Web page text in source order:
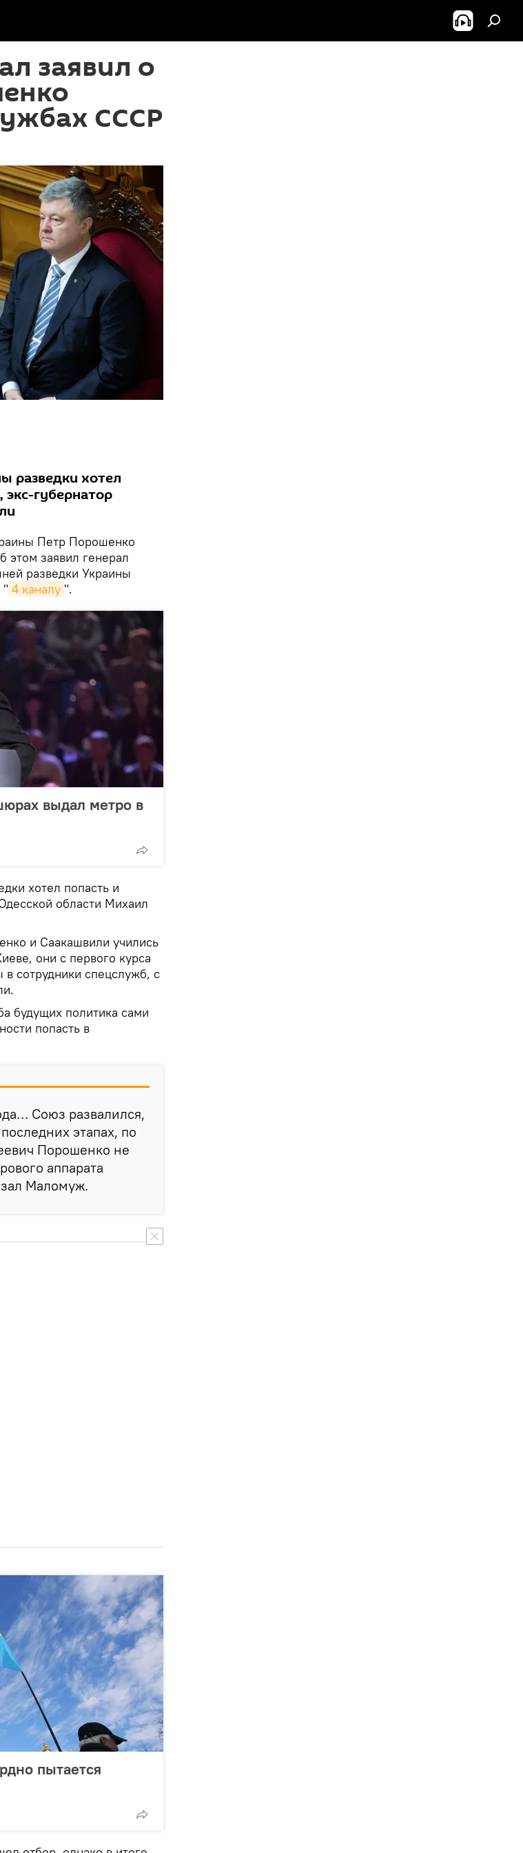
заявил о
СССР
разведки хотел
губернатор
Петр Порошенко
этом заявил генерал
разведки Украины
" 4 каналу ".
выдал метро в
хотел попасть и
области Михаил
и Саакашвили учились
они с первого курса
сотрудники спецслужб, с
будущих политика сами
попасть в
Союз развалился,
этапах, по
Порошенко не
аппарата
Маломуж.
пытается